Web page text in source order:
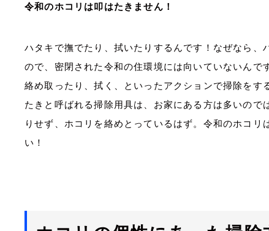
令和のホコリは叩はたきません！
ハタキで撫でたり、拭いたりするんです！なぜなら、
ので、密閉された令和の住環境には向いていないんで
絡め取ったり、拭く、といったアクションで掃除を
たきと呼ばれる掃除用具は、お家にある方は多いので
りせず、ホコリを絡めとっているはず。令和のホコ
い！